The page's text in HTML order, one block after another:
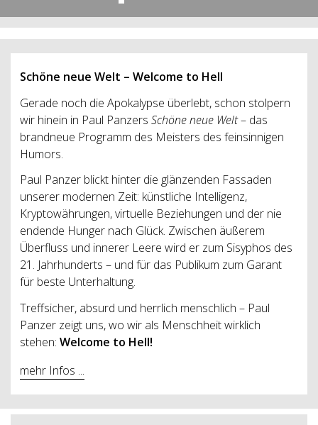
Schöne neue Welt – Welcome to Hell
Gerade noch die Apokalypse überlebt, schon stolpern
wir hinein in Paul Panzers Schöne neue Welt– das
brandneue Programm des Meisters des feinsinnigen
Humors.
Paul Panzer blickt hinter die glänzenden Fassaden
unserer modernen Zeit: künstliche Intelligenz,
Kryptowährungen, virtuelle Beziehungen und der nie
endende Hunger nach Glück. Zwischen äußerem
Überfluss und innerer Leere wird er zum Sisyphos des
21. Jahrhunderts – und für das Publikum zum Garant
für beste Unterhaltung.
Treffsicher, absurd und herrlich menschlich – Paul
Panzer zeigt uns, wo wir als Menschheit wirklich
stehen: Welcome to Hell!
mehr Infos ...